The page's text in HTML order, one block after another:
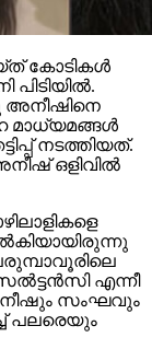
കോടികൾ
പിടിയിൽ.
മാധ്യമങ്ങൾ
നടത്തിയത്.
ഒളിവിൽ
എന്നീ
സംഘവും
പലരെയും